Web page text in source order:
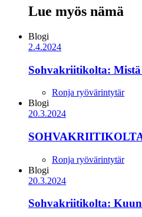
Lue myös nämä
Blogi
2.4.2024
Sohvakriitikolta: Mistä
Ronja ryövärintytär
Blogi
20.3.2024
Ronja ryövärintytär
Blogi
20.3.2024
Sohvakriitikolta: